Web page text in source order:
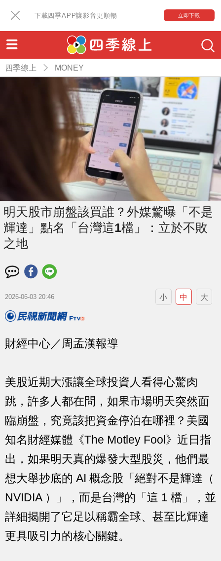
下載四季APP讓影音更順暢 立即下載
四季線上 MONEY
明天股市崩盤該買誰？外媒驚曝「不是
輝達」點名「台灣這1檔」：立於不敗
之地
2026-06-03 20:46 小 中 大
財經中心／周孟漢報導
美股近期大漲讓全球投資人看得心驚肉
跳，許多人都在問，如果市場明天突然面
臨崩盤，究竟該把資金停泊在哪裡？美國
知名財經媒體《The Motley Fool》近日指
出，如果明天真的爆發大型股災，他們最
想大舉抄底的 AI 概念股「絕對不是輝達（
NVIDIA ）」，而是台灣的「這 1 檔」，並
詳細揭開了它足以稱霸全球、甚至比輝達
更具吸引力的核心關鍵。